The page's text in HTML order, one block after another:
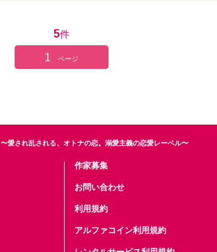
5件
1 ページ
〜愛され乱される、オトナの恋。溺愛主義の恋愛レーベル〜
作家募集
お問い合わせ
利用規約
アルファコイン利用規約